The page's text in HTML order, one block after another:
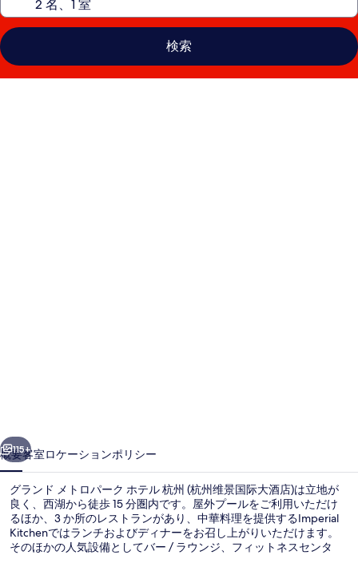
検索
パ
ー
ク
ホ
テ
115+
概要客室ロケーションポリシー
グランド メトロパーク ホテル 杭州 (杭州维景国际大酒店)は立地が
良く、西湖から徒歩 15 分圏内です。屋外プールをご利用いただけ
るほか、3 か所のレストランがあり、中華料理を提供するImperial
Kitchenではランチおよびディナーをお召し上がりいただけます。
そのほかの人気設備としてバー / ラウンジ、フィットネスセンタ